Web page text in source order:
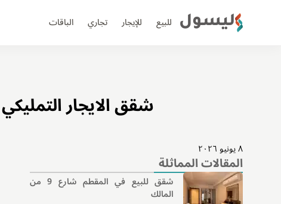
ليسول للبيع للإيجار تجاري الباقات
شقق الايجار
٨ يونيو ٢٠٢٦
المقالات المماثلة
شقق للبيع في المقطم شارع 9 من
المالك